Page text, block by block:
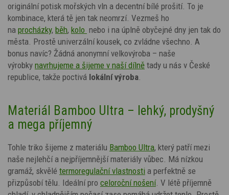
originální potisk mořských vln a decentní bílé prošití. To je
kombinace, která tě jen tak neomrzí. Vezmeš ho
na procházky, běh, kolo nebo i na úplně obyčejné dny jen tak do
města. Prostě univerzální kousek, co zvládne všechno. A
bonus navíc? Žádná anonymní velkovýroba – naše
výrobky navrhujeme a šijeme v naší dílně tady u nás v České
republice, takže poctivá lokální výroba
Materiál Bamboo Ultra – lehký, prodyšný
a mega příjemný
Tohle triko šijeme z materiálu Bamboo Ultra, který patří mezi
naše nejlehčí a nejpříjemnější materiály vůbec. Má nízkou
gramáž, skvělé termoregulační vlastnosti a perfektně se
přizpůsobí tělu. Ideální pro celoroční nošení. V létě příjemně